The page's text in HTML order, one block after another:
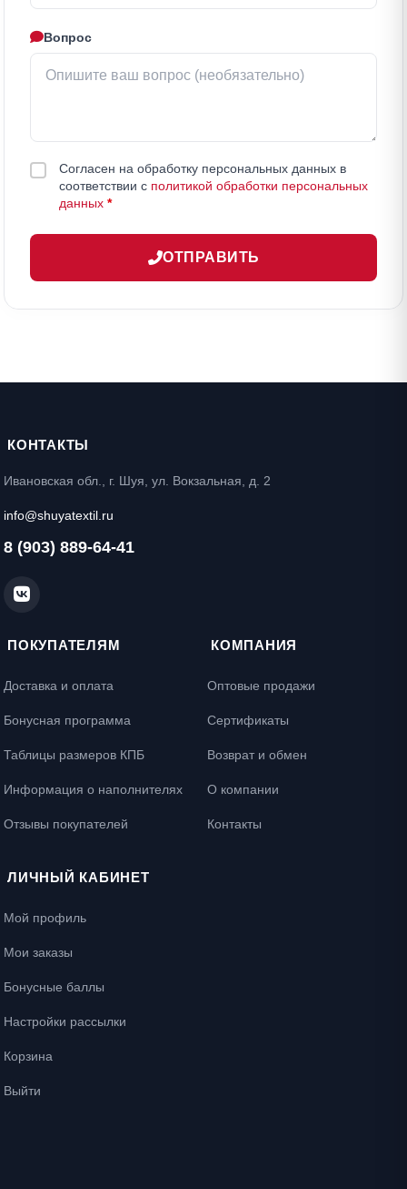
Вопрос
Согласен на обработку персональных данных в
соответствии с политикой обработки персональных
данных *
ОТПРАВИТЬ
КОНТАКТЫ
Ивановская обл., г. Шуя, ул. Вокзальная, д. 2
info@shuyatextil.ru
8 (903) 889-64-41
ПОКУПАТЕЛЯМ
Доставка и оплата
Бонусная программа
Таблицы размеров КПБ
Информация о наполнителях
Отзывы покупателей
КОМПАНИЯ
Оптовые продажи
Сертификаты
Возврат и обмен
О компании
Контакты
ЛИЧНЫЙ КАБИНЕТ
Мой профиль
Мои заказы
Бонусные баллы
Настройки рассылки
Корзина
Выйти